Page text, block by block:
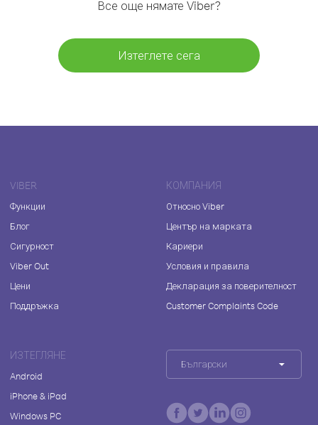
Все още нямате Viber?
Изтеглете сега
VIBER
Функции
Блог
Сигурност
Viber Out
Цени
Поддръжка
КОМПАНИЯ
Относно Viber
Център на марката
Кариери
Условия и правила
Декларация за поверителност
Customer Complaints Code
ИЗТЕГЛЯНЕ
Android
iPhone & iPad
Windows PC
Български